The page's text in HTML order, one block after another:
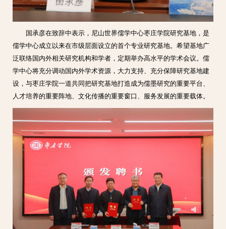
国承彦在致辞中表示，尼山世界儒学中心枣庄学院研究基地，是
儒学中心成立以来在市级层面设立的首个专业研究基地。希望基地广
泛联络国内外相关研究机构和学者，定期举办高水平的学术会议。儒
学中心将充分调动国内外学术资源，大力支持、充分保障研究基地建
设，与枣庄学院一道共同把研究基地打造成为儒墨研究的重要平台、
人才培养的重要阵地、文化传播的重要窗口、服务发展的重要载体。